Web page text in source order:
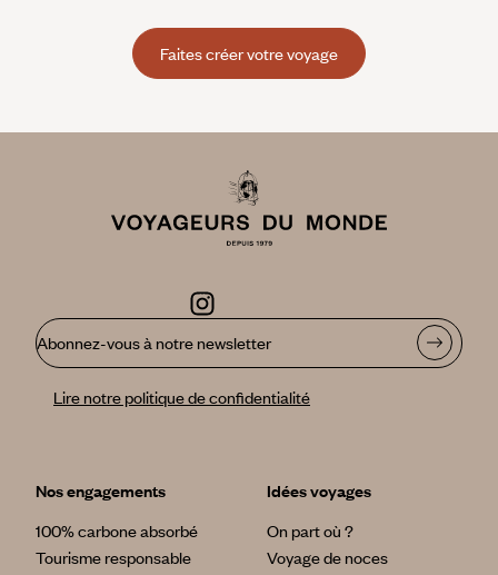
Faites créer votre voyage
Abonnez-vous à notre newsletter
Lire notre politique de confidentialité
Nos engagements
100% carbone absorbé
Tourisme responsable
Idées voyages
On part où ?
Voyage de noces